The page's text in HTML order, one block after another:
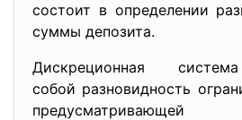
состоит в определении
суммы депозита.
Дискреционная
собой разновидность